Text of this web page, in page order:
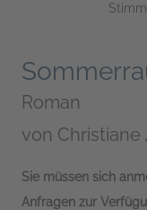
Roman
von Christiane
Sie müssen sich
Anfragen zur